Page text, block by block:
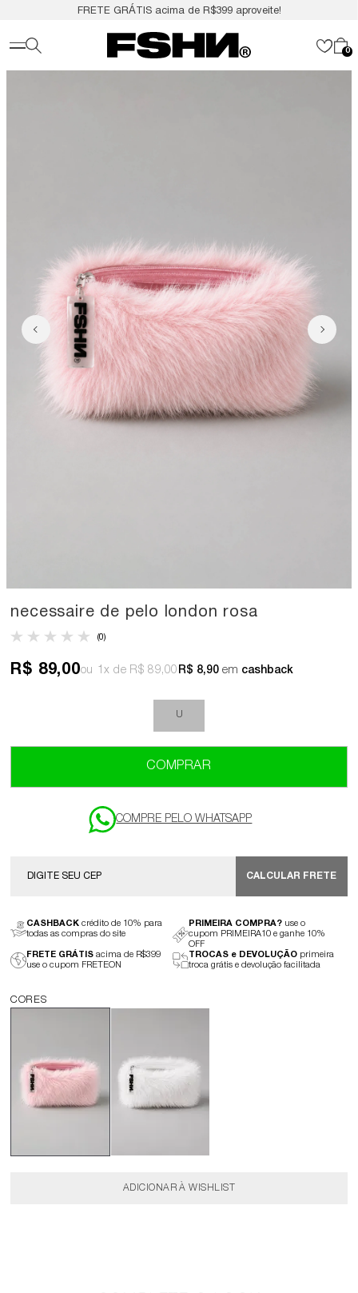
FRETE GRÁTIS acima de R$399 aproveite!
0
necessaire de pelo london rosa
(0)
R$ 89,00 1x R$ 89,00 R$ 8,90em cashback
U
COMPRAR
CALCULAR FRETE
CASHBACK crédito de 10% para
todas as compras do site
PRIMEIRA COMPRA? use o
cupom PRIMEIRA10 e ganhe 10%
OFF
FRETE GRÁTIS acima de R$399
use o cupom FRETEON
TROCAS e DEVOLUÇÃO primeira
troca grátis e devolução facilitada